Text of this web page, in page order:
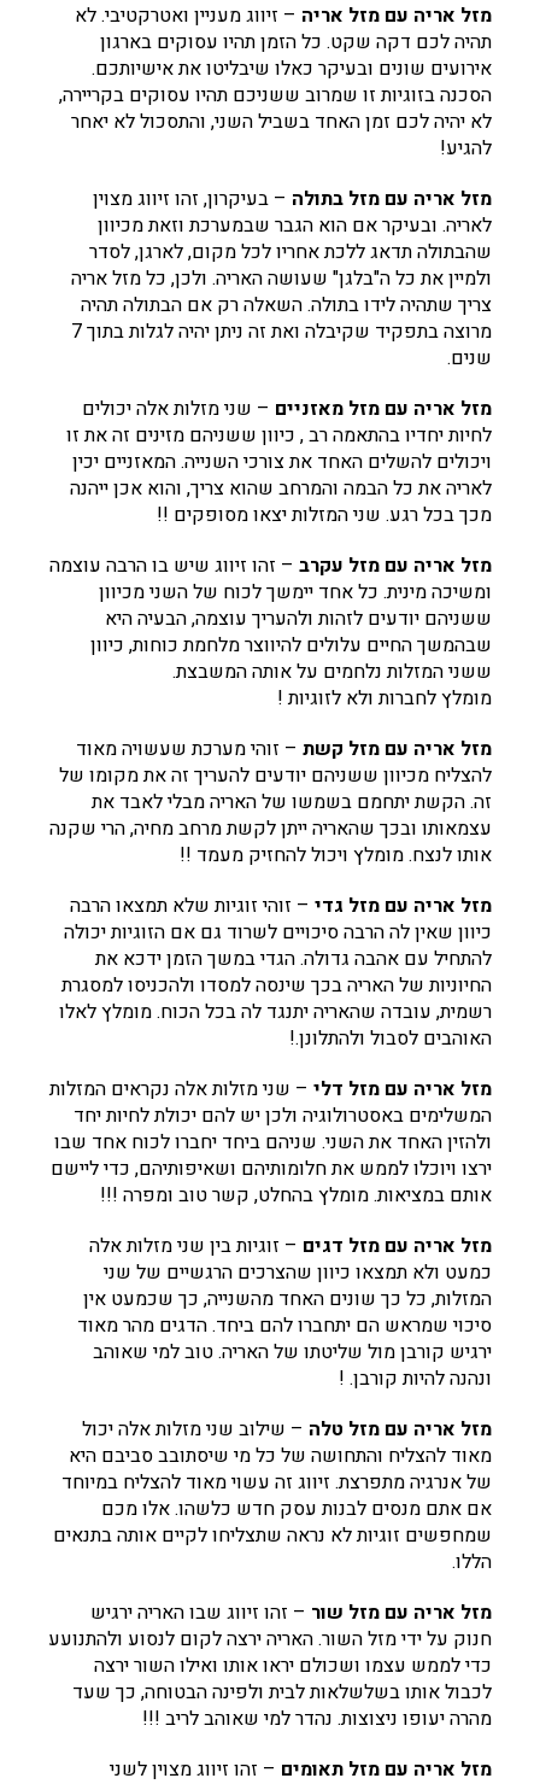
מזל אריה עם מזל אריה – זיווג מעניין ואטרקטיבי. לא
תהיה לכם דקה שקט. כל הזמן תהיו עסוקים בארגון
אירועים שונים ובעיקר כאלו שיבליטו את אישיותכם.
הסכנה בזוגיות זו שמרוב ששניכם תהיו עסוקים בקריירה,
לא יהיה לכם זמן האחד בשביל השני, והתסכול לא יאחר
להגיע!
מזל אריה עם מזל בתולה – בעיקרון, זהו זיווג מצוין
לאריה. ובעיקר אם הוא הגבר שבמערכת וזאת מכיוון
שהבתולה תדאג ללכת אחריו לכל מקום, לארגן, לסדר
ולמיין את כל ה"בלגן" שעושה האריה. ולכן, כל מזל אריה
צריך שתהיה לידו בתולה. השאלה רק אם הבתולה תהיה
מרוצה בתפקיד שקיבלה ואת זה ניתן יהיה לגלות בתוך 7
שנים.
מזל אריה עם מזל מאזניים – שני מזלות אלה יכולים
לחיות יחדיו בהתאמה רב , כיוון ששניהם מזינים זה את זו
ויכולים להשלים האחד את צורכי השנייה. המאזניים יכין
לאריה את כל הבמה והמרחב שהוא צריך, והוא אכן ייהנה
מכך בכל רגע. שני המזלות יצאו מסופקים !!
מזל אריה עם מזל עקרב – זהו זיווג שיש בו הרבה עוצמה
ומשיכה מינית. כל אחד יימשך לכוח של השני מכיוון
ששניהם יודעים לזהות ולהעריך עוצמה, הבעיה היא
שבהמשך החיים עלולים להיווצר מלחמת כוחות, כיוון
ששני המזלות נלחמים על אותה המשבצת.
מומלץ לחברות ולא לזוגיות !
מזל אריה עם מזל קשת – זוהי מערכת שעשויה מאוד
להצליח מכיוון ששניהם יודעים להעריך זה את מקומו של
זה. הקשת יתחמם בשמשו של האריה מבלי לאבד את
עצמאותו ובכך שהאריה ייתן לקשת מרחב מחיה, הרי שקנה
אותו לנצח. מומלץ ויכול להחזיק מעמד !!
מזל אריה עם מזל גדי – זוהי זוגיות שלא תמצאו הרבה
כיוון שאין לה הרבה סיכויים לשרוד גם אם הזוגיות יכולה
להתחיל עם אהבה גדולה. הגדי במשך הזמן ידכא את
החיוניות של האריה בכך שינסה למסדו ולהכניסו למסגרת
רשמית, עובדה שהאריה יתנגד לה בכל הכוח. מומלץ לאלו
האוהבים לסבול ולהתלונן.!
מזל אריה עם מזל דלי – שני מזלות אלה נקראים המזלות
המשלימים באסטרולוגיה ולכן יש להם יכולת לחיות יחד
ולהזין האחד את השני. שניהם ביחד יחברו לכוח אחד שבו
ירצו ויוכלו לממש את חלומותיהם ושאיפותיהם, כדי ליישם
אותם במציאות. מומלץ בהחלט, קשר טוב ומפרה !!!
מזל אריה עם מזל דגים – זוגיות בין שני מזלות אלה
כמעט ולא תמצאו כיוון שהצרכים הרגשיים של שני
המזלות, כל כך שונים האחד מהשנייה, כך שכמעט אין
סיכוי שמראש הם יתחברו להם ביחד. הדגים מהר מאוד
ירגיש קורבן מול שליטתו של האריה. טוב למי שאוהב
ונהנה להיות קורבן. !
מזל אריה עם מזל טלה – שילוב שני מזלות אלה יכול
מאוד להצליח והתחושה של כל מי שיסתובב סביבם היא
של אנרגיה מתפרצת. זיווג זה עשוי מאוד להצליח במיוחד
אם אתם מנסים לבנות עסק חדש כלשהו. אלו מכם
שמחפשים זוגיות לא נראה שתצליחו לקיים אותה בתנאים
הללו.
מזל אריה עם מזל שור – זהו זיווג שבו האריה ירגיש
חנוק על ידי מזל השור. האריה ירצה לקום לנסוע ולהתנועע
כדי לממש עצמו ושכולם יראו אותו ואילו השור ירצה
לכבול אותו בשלשלאות לבית ולפינה הבטוחה, כך שעד
מהרה יעופו ניצוצות. נהדר למי שאוהב לריב !!!
מזל אריה עם מזל תאומים – זהו זיווג מצוין לשני